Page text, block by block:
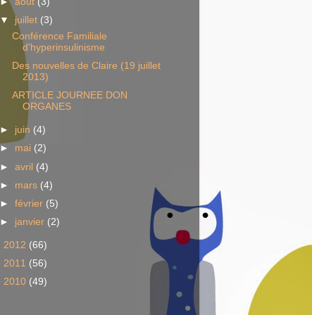
▼ juillet (3)
Conférence Familiale
d'hyperinsulinisme
Des nouvelles de Claire (19 juillet
2013)
ARTICLE JOURNEE DON
ORGANES
► juin (4)
► mai (2)
►avril (4)
► mars (4)
►février (5)
► janvier (2)
2012 (66)
2011 (56)
2010 (49)